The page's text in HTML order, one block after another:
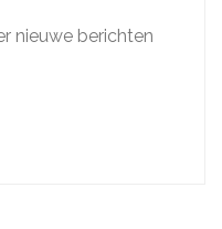
nieuwe berichten